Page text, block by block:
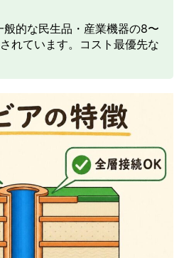
的な民生品・産業機器の8〜
れています。コスト最優先な